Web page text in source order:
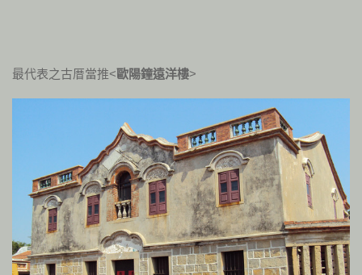
最代表之古厝當推<歐陽鐘遠洋樓>